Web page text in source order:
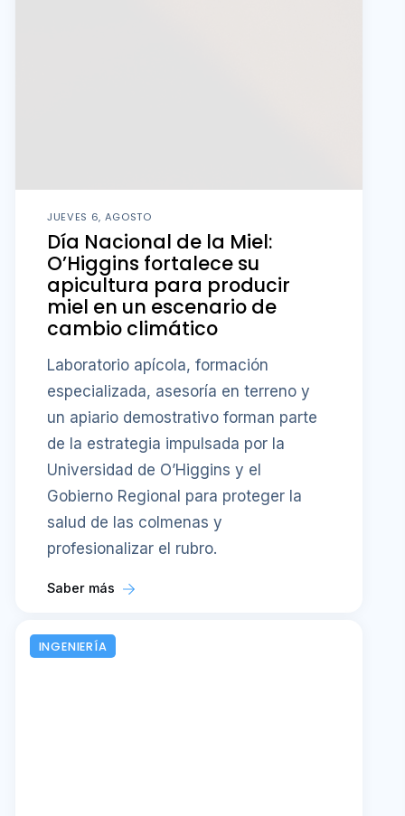
JUEVES 6, AGOSTO
Día Nacional de la Miel:
O’Higgins fortalece su
apicultura para producir
miel en un escenario de
cambio climático
Laboratorio apícola, formación
especializada, asesoría en terreno y
un apiario demostrativo forman parte
de la estrategia impulsada por la
Universidad de O’Higgins y el
Gobierno Regional para proteger la
salud de las colmenas y
profesionalizar el rubro.
Saber más
INGENIERÍA